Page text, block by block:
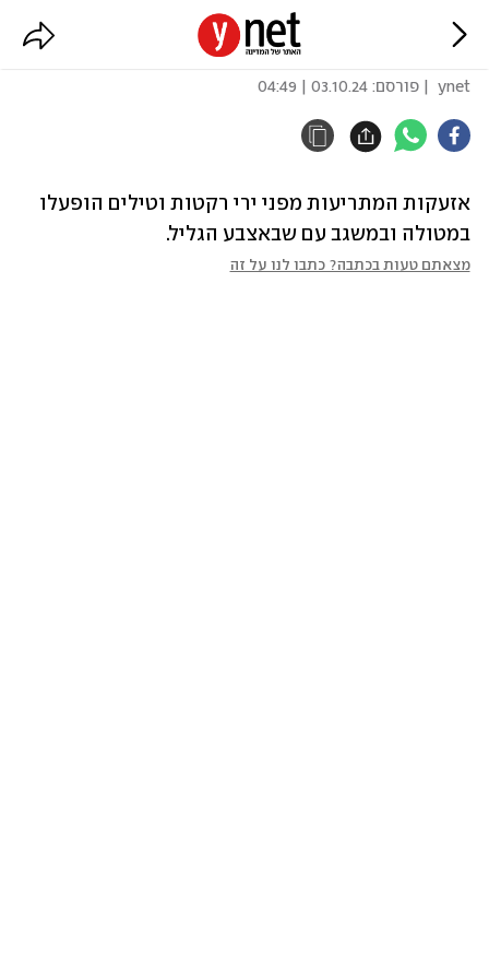
אזעקות באצבע הגליל
ynet | פורסם: 03.10.24 | 04:49
במטולה ובמשגב עם שבאצבע הגליל.
מצאתם טעות בכתבה? כתבו לנו על זה